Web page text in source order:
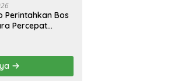
Perintahkan Bos
Percepat
Baru